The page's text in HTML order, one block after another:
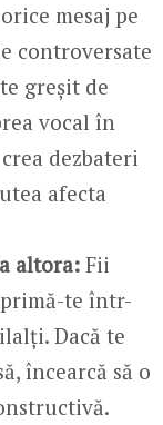
mesaj pe
controversate
greșit de
vocal în
dezbateri
afecta
altora: Fii
te într-
Dacă te
încearcă să o